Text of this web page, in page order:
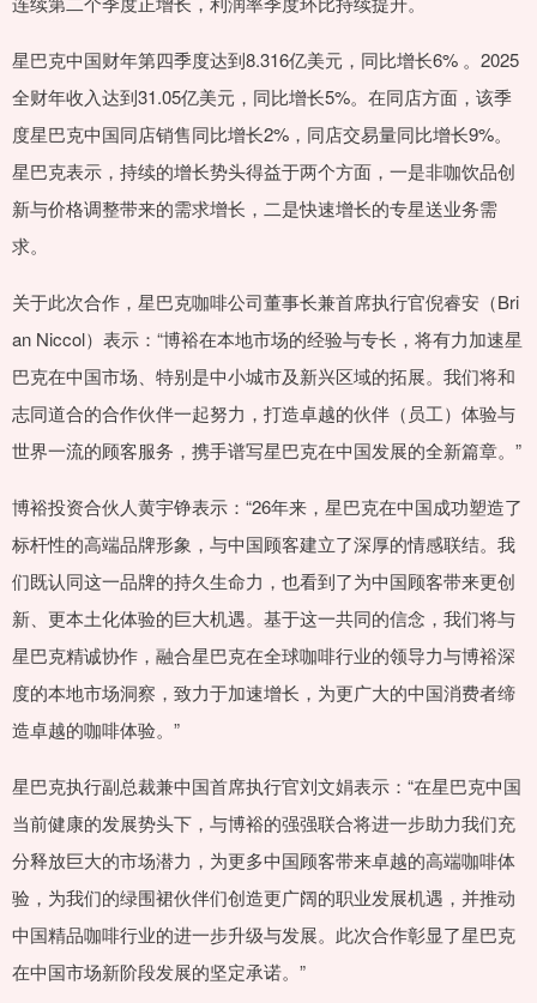
星巴克中国财年第四季度达到8.316亿美元，同比增长6% 。2025
全财年收入达到31.05亿美元，同比增长5%。在同店方面，该季
度星巴克中国同店销售同比增长2%，同店交易量同比增长9%。
星巴克表示，持续的增长势头得益于两个方面，一是非咖饮品创
新与价格调整带来的需求增长，二是快速增长的专星送业务需
求。
关于此次合作，星巴克咖啡公司董事长兼首席执行官倪睿安（Bri
an Niccol）表示：“博裕在本地市场的经验与专长，将有力加速星
巴克在中国市场、特别是中小城市及新兴区域的拓展。我们将和
志同道合的合作伙伴一起努力，打造卓越的伙伴（员工）体验与
世界一流的顾客服务，携手谱写星巴克在中国发展的全新篇章。”
博裕投资合伙人黄宇铮表示：“26年来，星巴克在中国成功塑造了
标杆性的高端品牌形象，与中国顾客建立了深厚的情感联结。我
们既认同这一品牌的持久生命力，也看到了为中国顾客带来更创
新、更本土化体验的巨大机遇。基于这一共同的信念，我们将与
星巴克精诚协作，融合星巴克在全球咖啡行业的领导力与博裕深
度的本地市场洞察，致力于加速增长，为更广大的中国消费者缔
造卓越的咖啡体验。”
星巴克执行副总裁兼中国首席执行官刘文娟表示：“在星巴克中国
当前健康的发展势头下，与博裕的强强联合将进一步助力我们充
分释放巨大的市场潜力，为更多中国顾客带来卓越的高端咖啡体
验，为我们的绿围裙伙伴们创造更广阔的职业发展机遇，并推动
中国精品咖啡行业的进一步升级与发展。此次合作彰显了星巴克
在中国市场新阶段发展的坚定承诺。”